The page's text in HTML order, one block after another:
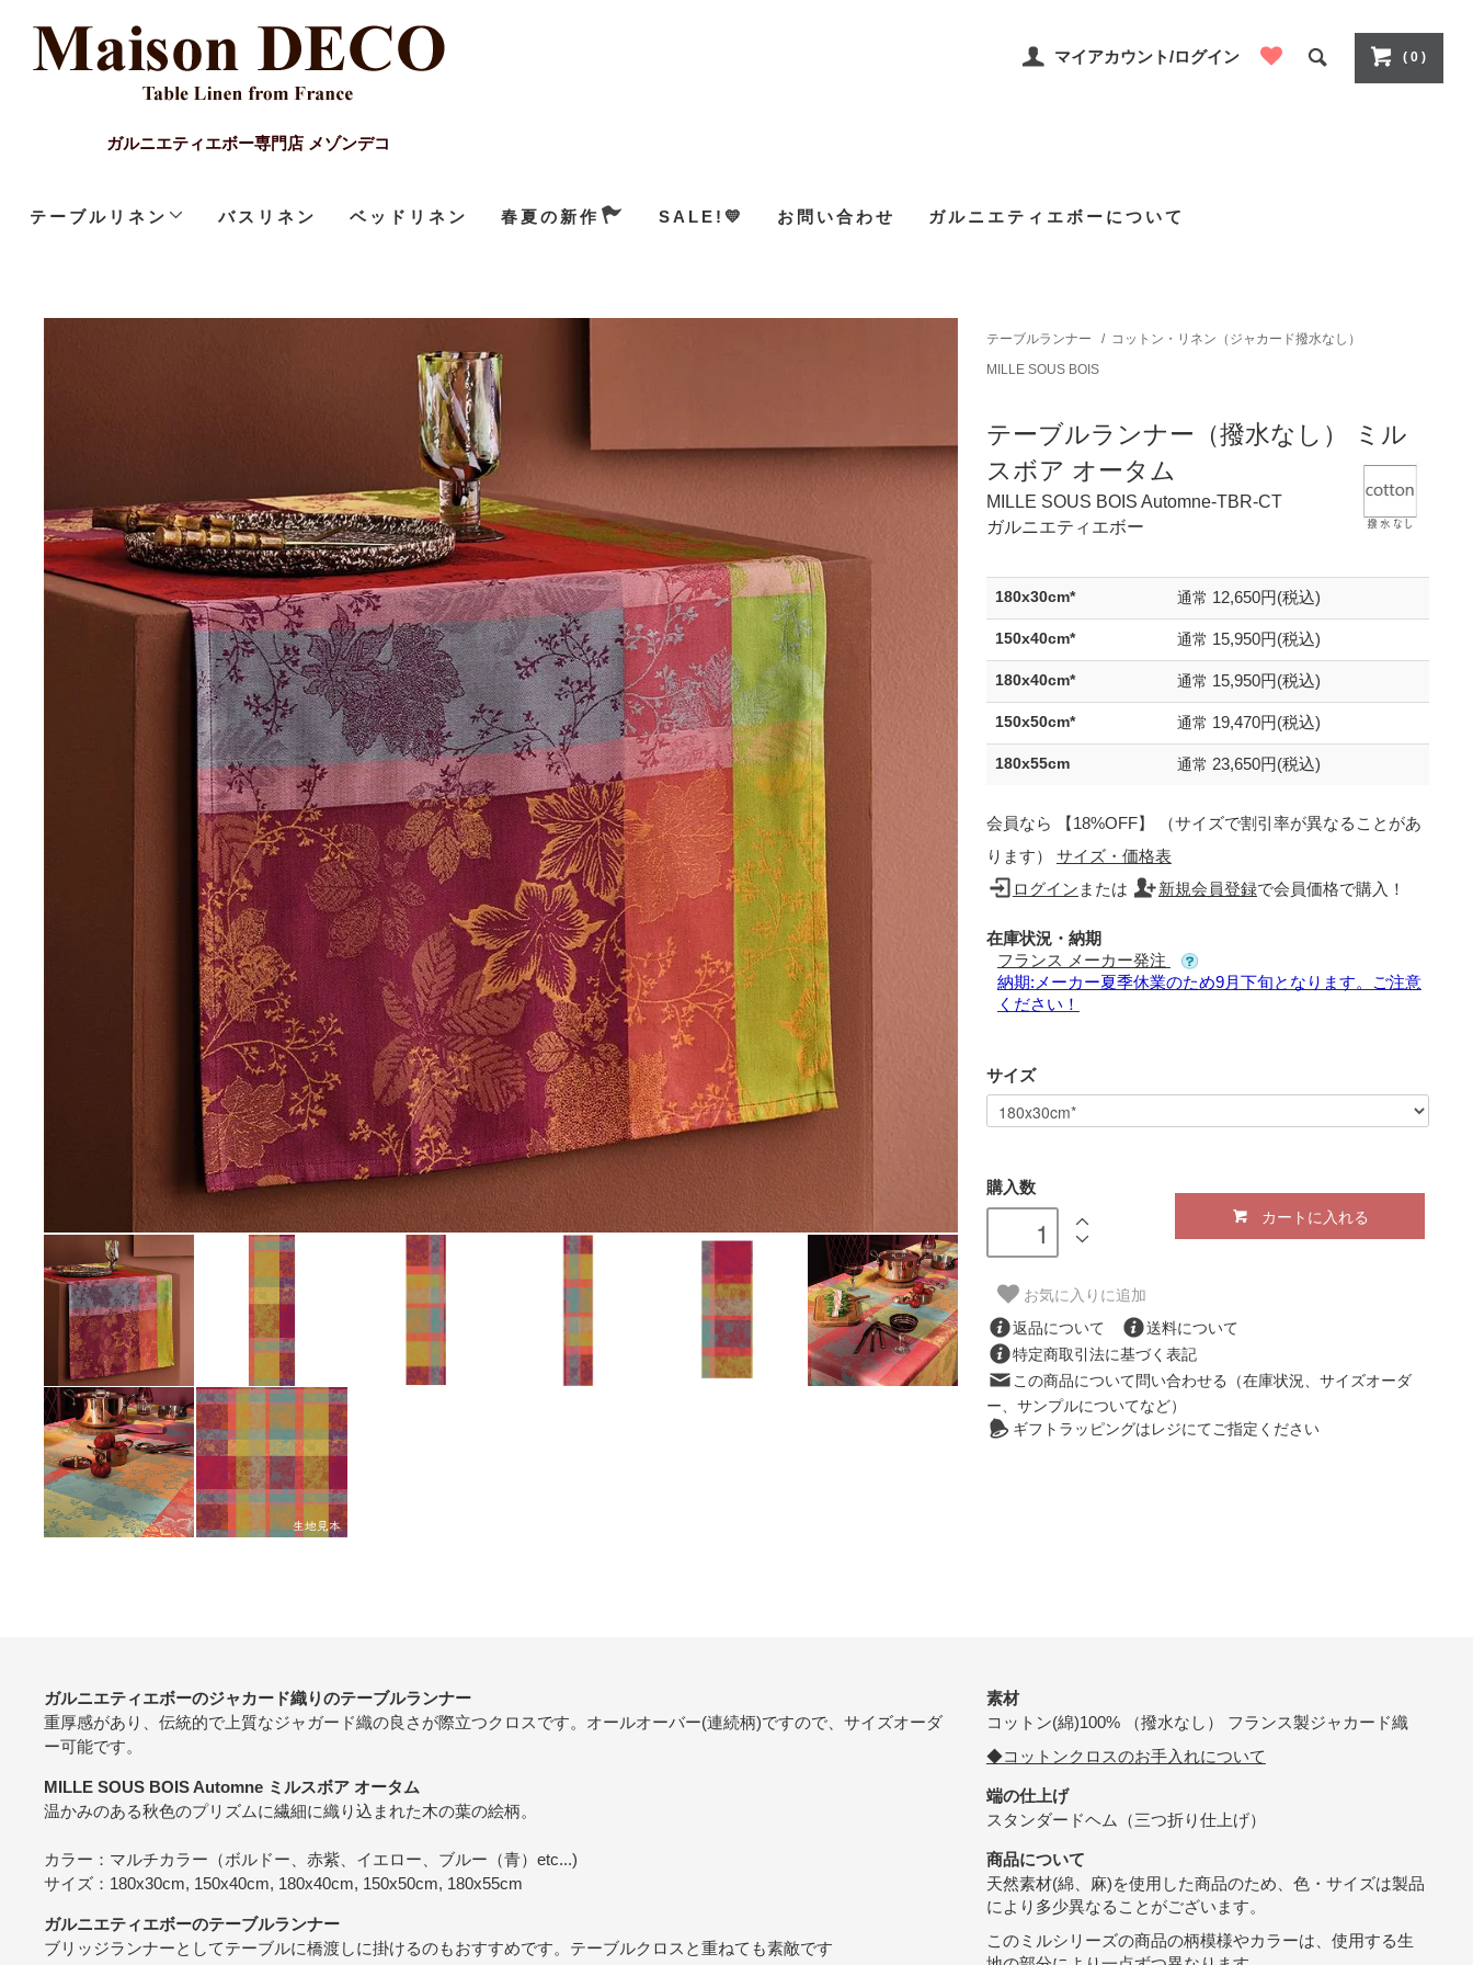
ガルニエティエボー専門店 メゾンデコ
マイアカウント/ログイン ( 0 )
テーブルリネン バスリネン ベッドリネン 春夏の新作 SALE!💛 お問い合わせ ガルニエティエボーについて
テーブルランナー / コットン・リネン（ジャカード撥水なし）
MILLE SOUS BOIS
テーブルランナー（撥水なし） ミル
スボア オータム
MILLE SOUS BOIS Automne-TBR-CT
ガルニエティエボー
180x30cm* 通常 12,650円(税込)
150x40cm* 通常 15,950円(税込)
180x40cm* 通常 15,950円(税込)
150x50cm* 通常 19,470円(税込)
180x55cm 通常 23,650円(税込)
会員なら 【18%OFF】 （サイズで割引率が異なることがあ
ります） サイズ・価格表
ログイン または 新規会員登録で会員価格で購入！
在庫状況・納期
フランス メーカー発注
納期:メーカー夏季休業のため9月下旬となります。ご注意
ください！
サイズ
購入数
カートに入れる
お気に入りに追加
返品について
送料について
特定商取引法に基づく表記
この商品について問い合わせる（在庫状況、サイズオーダ
ー、サンプルについてなど）
ギフトラッピングはレジにてご指定ください
ガルニエティエボーのジャカード織りのテーブルランナー
重厚感があり、伝統的で上質なジャガード織の良さが際立つクロスです。オールオーバー(連続柄)ですので、サイズオーダ
ー可能です。
MILLE SOUS BOIS Automne ミルスボア オータム
温かみのある秋色のプリズムに繊細に織り込まれた木の葉の絵柄。
カラー：マルチカラー（ボルドー、赤紫、イエロー、ブルー（青）etc...)
サイズ：180x30cm, 150x40cm, 180x40cm, 150x50cm, 180x55cm
ガルニエティエボーのテーブルランナー
ブリッジランナーとしてテーブルに橋渡しに掛けるのもおすすめです。テーブルクロスと重ねても素敵です
素材
コットン(綿)100% （撥水なし） フランス製ジャカード織
◆コットンクロスのお手入れについて
端の仕上げ
スタンダードヘム（三つ折り仕上げ）
商品について
天然素材(綿、麻)を使用した商品のため、色・サイズは製品
により多少異なることがございます。
このミルシリーズの商品の柄模様やカラーは、使用する生